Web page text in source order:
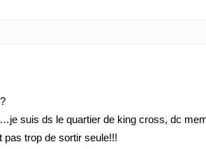
suis ds le quartier de king cross, dc
trop de sortir seule!!!